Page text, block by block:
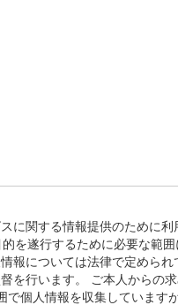
に関する情報提供のために利
を遂行するために必要な範
報については法律で定められ
を行います。 ご本人からの
個人情報を収集しています